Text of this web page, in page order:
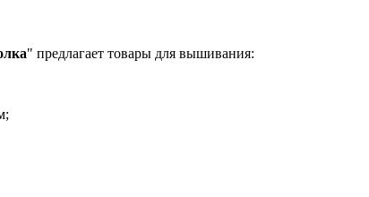
" предлагает товары для вышивания: